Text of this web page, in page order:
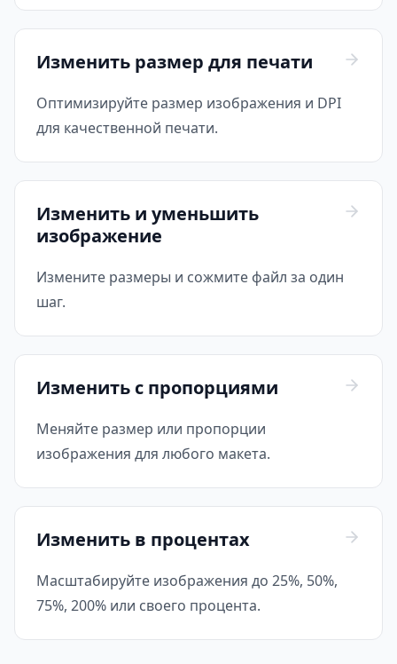
Изменить размер для печати
Оптимизируйте размер изображения и DPI
для качественной печати.
Изменить и уменьшить
изображение
Измените размеры и сожмите файл за один
шаг.
Изменить с пропорциями
Меняйте размер или пропорции
изображения для любого макета.
Изменить в процентах
Масштабируйте изображения до 25%, 50%,
75%, 200% или своего процента.